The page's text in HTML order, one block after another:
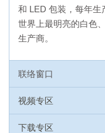
和 LED 包装，每年生
世界上最明亮的白色
生产商。
联络窗口
视频专区
下载专区